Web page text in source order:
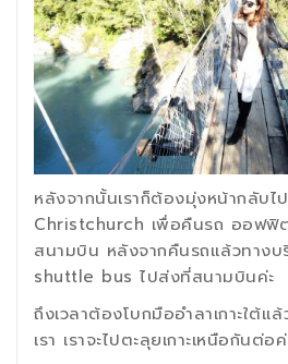
หลังจากนั้นเราก็ต้องมุ่งหน้ากลับไ
Christchurch เพื่อคืนรถ ออฟฟิ
สนามบิน หลังจากคืนรถแล้วทางบ
shuttle bus ไปส่งที่สนามบินค่ะ
ถึงเวลาต้องโบกมืออำลาเกาะใต้
เรา เราจะไปตะลุยเกาะเหนือกันต่อค่